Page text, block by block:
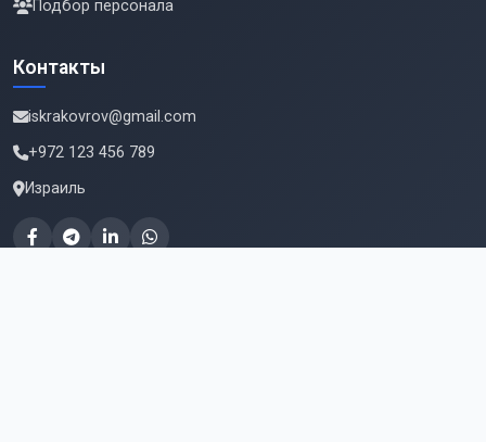
Подбор персонала
Контакты
iskrakovrov@gmail.com
+972 123 456 789
Израиль